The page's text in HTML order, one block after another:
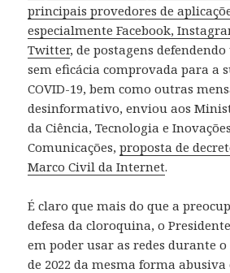
principais provedores de
especialmente Facebook,
Twitter, de postagens
sem eficácia comprovada para a
COVID-19, bem como outras
desinformativo, enviou aos
da Ciência, Tecnologia e
Comunicações,proposta de
Marco Civil da Internet.
É claro que mais do que a
defesa da cloroquina, o
em poder usar as redes durante
de 2022 da mesma forma